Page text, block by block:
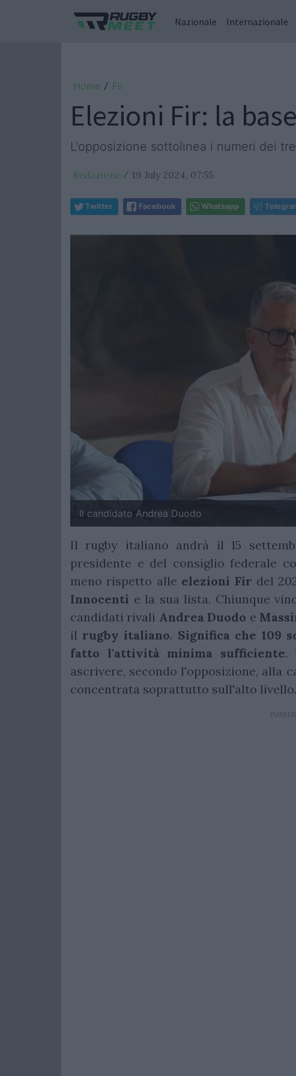
Nazionale Internazionale
Home / Fir
Elezioni Fir: la
L'opposizione sottolinea i numeri dei
Redazione / 19 July 2024, 07:55
Twitter Facebook Whatsapp
Il candidato Andrea Duodo
Il rugby italiano andrà il 15
presidente e del consiglio federale
meno rispetto alle elezioni Fir del
Innocenti e la sua lista. Chiunque
candidati rivali Andrea Duodo e
il rugby italiano. Significa che 109
fatto l'attività minima sufficiente.
ascrivere, secondo l'opposizione, alla
concentrata soprattutto sull'alto livello.